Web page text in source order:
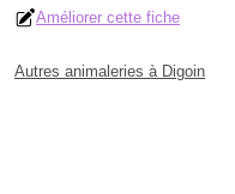
Améliorer cette fiche
Autres animaleries à Digoin